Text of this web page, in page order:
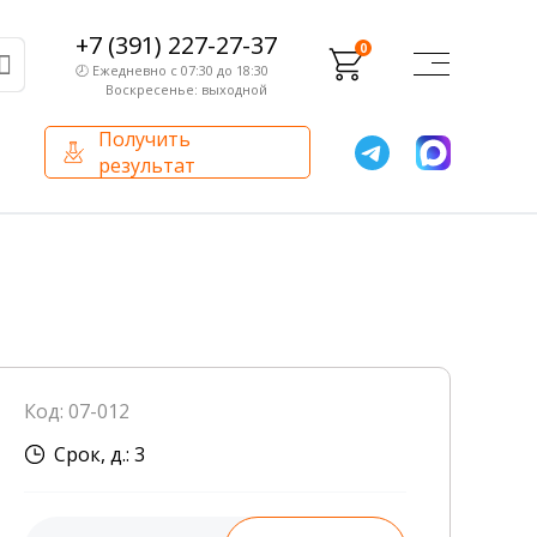
+7 (391) 227-27-37
🕗 Ежедневно с 07:30 до 18:30
Воскресенье: выходной
0
Получить
результат
Внутренний аудит
Сотрудники лаборатории
Код: 07-012
Срок, д.: 3